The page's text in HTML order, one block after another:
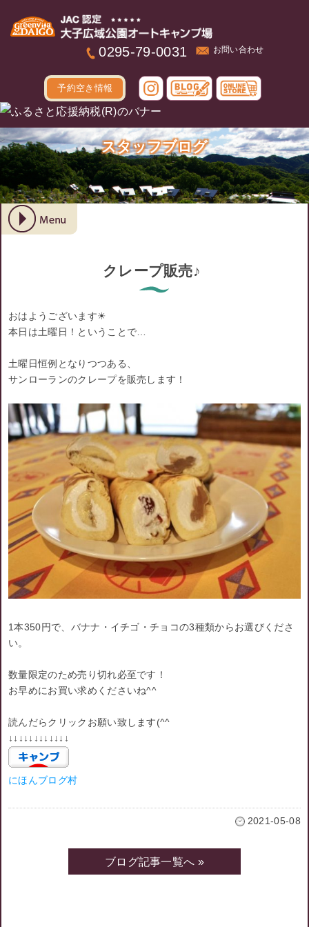
0295-79-0031 お問い合わせ
予約空き情報
スタッフブログ
クレープ販売♪
おはようございます☀︎
本日は土曜日！ということで…
土曜日恒例となりつつある、
サンローランのクレープを販売します！
1本350円で、バナナ・イチゴ・チョコの3種類からお選びくださ
い。
数量限定のため売り切れ必至です！
お早めにお買い求めくださいね^^
読んだらクリックお願い致します(^^ゞ
↓↓↓↓↓↓↓↓↓↓↓↓
にほんブログ村
2021-05-08
ブログ記事一覧へ »